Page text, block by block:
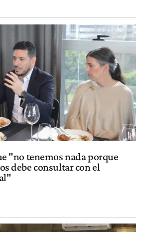
"no tenemos nada porque
debe consultar con el